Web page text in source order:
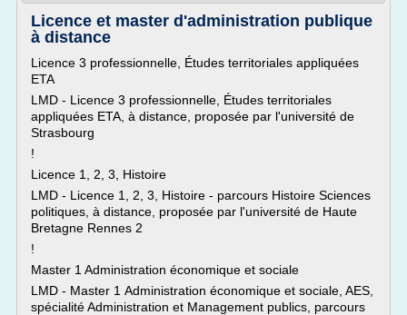
Licence et master d'administration publique
à distance
Licence 3 professionnelle, Études territoriales appliquées
ETA
LMD - Licence 3 professionnelle, Études territoriales
appliquées ETA, à distance, proposée par l'université de
Strasbourg
!
Licence 1, 2, 3, Histoire
LMD - Licence 1, 2, 3, Histoire - parcours Histoire Sciences
politiques, à distance, proposée par l'université de Haute
Bretagne Rennes 2
!
Master 1 Administration économique et sociale
LMD - Master 1 Administration économique et sociale, AES,
spécialité Administration et Management publics, parcours